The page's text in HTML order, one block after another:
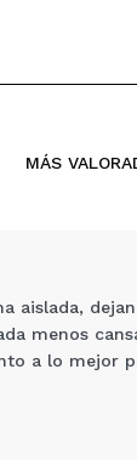
MÁS
aislada,
menos
a lo mejor